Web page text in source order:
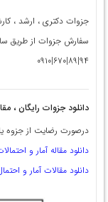
جزوات دکتری ، ارشد ،
۹۴|۸۹|۶۷۰|۰۹۱۰
دانلود جزوات رایگان ،
درصورت رضایت از جزوه
دانلود مقاله آمار و
دانلود مقالات آمار و